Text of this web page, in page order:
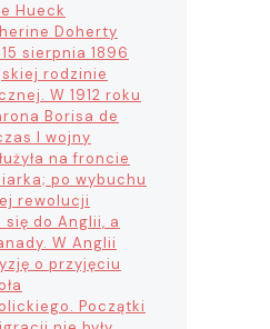
Hueck
Doherty
sierpnia 1896
rodzinie
W 1912 roku
Borisa de
I wojny
na froncie
po wybuchu
rewolucji
się do Anglii, a
W Anglii
o przyjęciu
Początki